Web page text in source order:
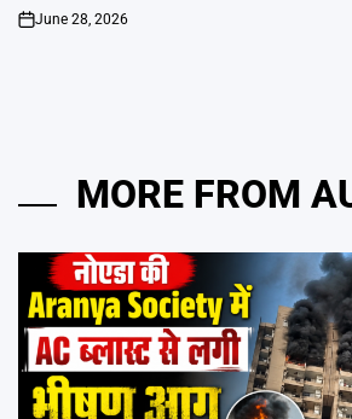
on
June 28, 2026
MORE FROM